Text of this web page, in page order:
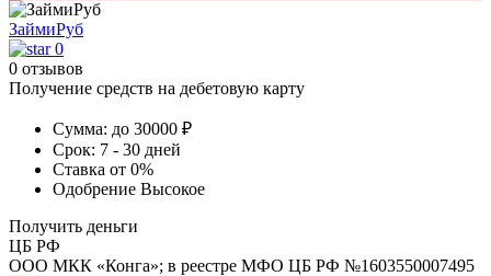
ЗаймиРуб
0
0 отзывов
Получение средств на дебетовую карту
Сумма: до 30000 ₽
Срок: 7 - 30 дней
Ставка от 0%
Одобрение Высокое
Получить деньги
ЦБ РФ
ООО МКК «Конга»; в реестре МФО ЦБ РФ №1603550007495